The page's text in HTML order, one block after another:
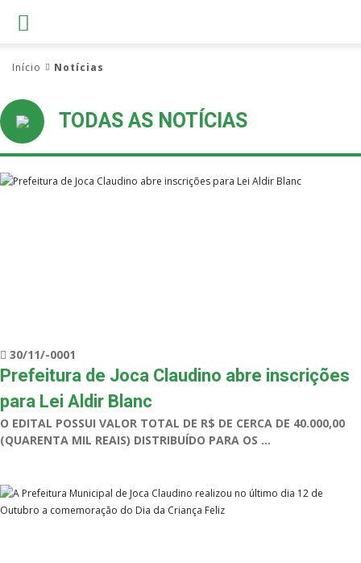
Início Notícias
TODAS AS NOTÍCIAS
30/11/-0001
Prefeitura de Joca Claudino abre inscrições
para Lei Aldir Blanc
O EDITAL POSSUI VALOR TOTAL DE R$ DE CERCA DE 40.000,00
(QUARENTA MIL REAIS) DISTRIBUÍDO PARA OS ...